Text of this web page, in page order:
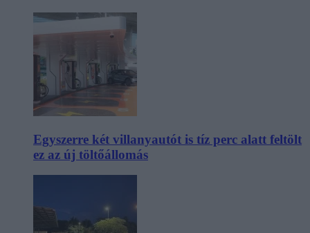
Egyszerre két villanyautót is tíz perc alatt feltölt
ez az új töltőállomás